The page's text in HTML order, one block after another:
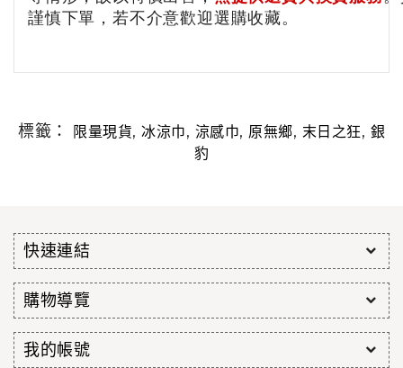
謹慎下單，若不介意歡迎選購收藏。
標籤： 限量現貨, 冰涼巾, 涼感巾, 原無鄉, 末日之狂, 銀
豹
快速連結
購物導覽
我的帳號